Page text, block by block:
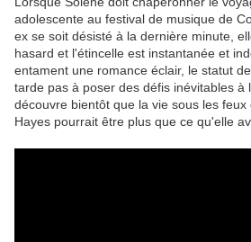
adolescente au festival de musique de
ex se soit désisté à la dernière minute,
hasard et l'étincelle est instantanée et
entament une romance éclair, le statut
tarde pas à poser des défis inévitables à
découvre bientôt que la vie sous les
Hayes pourrait être plus que ce qu'elle